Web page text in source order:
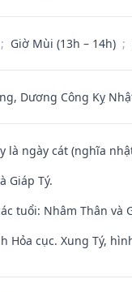
; Giờ Mùi (13h – 14h) ;
Dương Công Kỵ
là ngày cát (nghĩa
Giáp Tý.
tuổi: Nhâm Thân và
cục. Xung Tý,